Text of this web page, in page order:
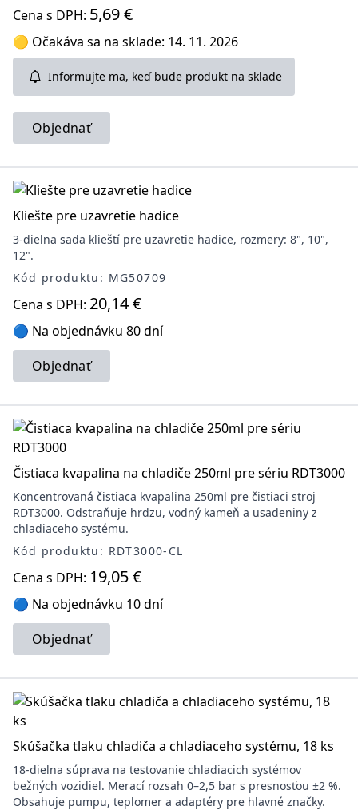
Cena s DPH: 5,69 €
🟡 Očakáva sa na sklade: 14. 11. 2026
Informujte ma, keď bude produkt na sklade
Objednať
Kliešte pre uzavretie hadice
3-dielna sada klieští pre uzavretie hadice, rozmery: 8", 10",
12".
Kód produktu: MG50709
Cena s DPH: 20,14 €
🔵 Na objednávku 80 dní
Objednať
Čistiaca kvapalina na chladiče 250ml pre sériu RDT3000
Koncentrovaná čistiaca kvapalina 250ml pre čistiaci stroj
RDT3000. Odstraňuje hrdzu, vodný kameň a usadeniny z
chladiaceho systému.
Kód produktu: RDT3000-CL
Cena s DPH: 19,05 €
🔵 Na objednávku 10 dní
Objednať
Skúšačka tlaku chladiča a chladiaceho systému, 18 ks
18-dielna súprava na testovanie chladiacich systémov
bežných vozidiel. Merací rozsah 0–2,5 bar s presnosťou ±2 %.
Obsahuje pumpu, teplomer a adaptéry pre hlavné značky.